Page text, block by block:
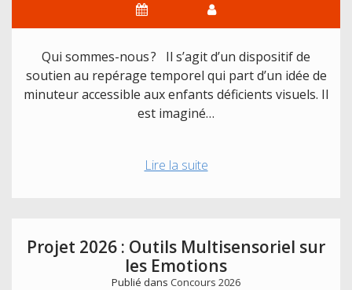
Qui sommes-nous ? Il s’agit d’un dispositif de
soutien au repérage temporel qui part d’un idée de
minuteur accessible aux enfants déficients visuels. Il
est imaginé…
Lire la suiteProjet
Timer
adapté
Projet 2026 : Outils Multisensoriel sur
les Emotions
Publié dans Concours 2026